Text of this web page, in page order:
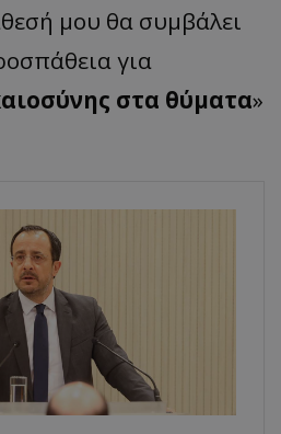
μου θα συμβάλει
για
στα θύματα»